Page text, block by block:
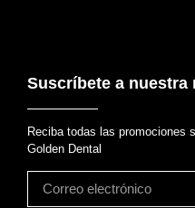
Suscríbete a nuestra
Reciba todas las promociones
Golden Dental